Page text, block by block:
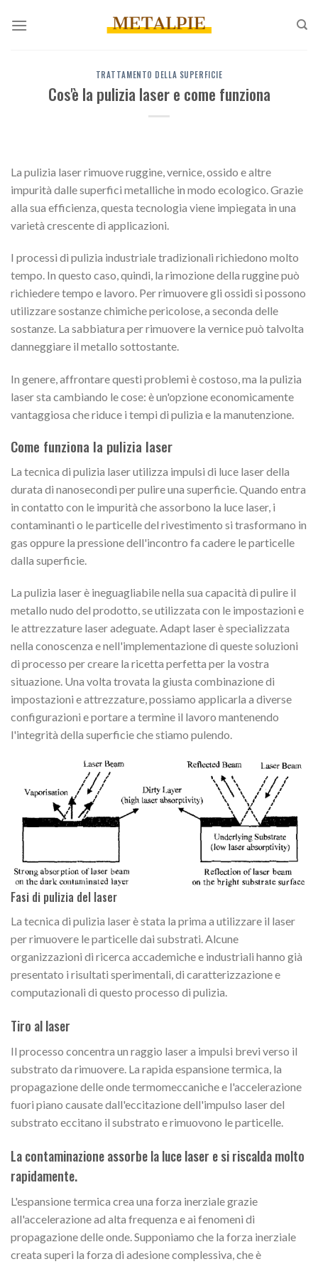
TRATTAMENTO DELLA SUPERFICIE
Cos'è la pulizia laser e come funziona
La pulizia laser rimuove ruggine, vernice, ossido e altre
impurità dalle superfici metalliche in modo ecologico. Grazie
alla sua efficienza, questa tecnologia viene impiegata in una
varietà crescente di applicazioni.
I processi di pulizia industriale tradizionali richiedono molto
tempo. In questo caso, quindi, la rimozione della ruggine può
richiedere tempo e lavoro. Per rimuovere gli ossidi si possono
utilizzare sostanze chimiche pericolose, a seconda delle
sostanze. La sabbiatura per rimuovere la vernice può talvolta
danneggiare il metallo sottostante.
In genere, affrontare questi problemi è costoso, ma la pulizia
laser sta cambiando le cose: è un'opzione economicamente
vantaggiosa che riduce i tempi di pulizia e la manutenzione.
Come funziona la pulizia laser
La tecnica di pulizia laser utilizza impulsi di luce laser della
durata di nanosecondi per pulire una superficie. Quando entra
in contatto con le impurità che assorbono la luce laser, i
contaminanti o le particelle del rivestimento si trasformano in
gas oppure la pressione dell'incontro fa cadere le particelle
dalla superficie.
La pulizia laser è ineguagliabile nella sua capacità di pulire il
metallo nudo del prodotto, se utilizzata con le impostazioni e
le attrezzature laser adeguate. Adapt laser è specializzata
nella conoscenza e nell'implementazione di queste soluzioni
di processo per creare la ricetta perfetta per la vostra
situazione. Una volta trovata la giusta combinazione di
impostazioni e attrezzature, possiamo applicarla a diverse
configurazioni e portare a termine il lavoro mantenendo
l'integrità della superficie che stiamo pulendo.
Fasi di pulizia del laser
La tecnica di pulizia laser è stata la prima a utilizzare il laser
per rimuovere le particelle dai substrati. Alcune
organizzazioni di ricerca accademiche e industriali hanno già
presentato i risultati sperimentali, di caratterizzazione e
computazionali di questo processo di pulizia.
Tiro al laser
Il processo concentra un raggio laser a impulsi brevi verso il
substrato da rimuovere. La rapida espansione termica, la
propagazione delle onde termomeccaniche e l'accelerazione
fuori piano causate dall'eccitazione dell'impulso laser del
substrato eccitano il substrato e rimuovono le particelle.
La contaminazione assorbe la luce laser e si riscalda molto
rapidamente.
L'espansione termica crea una forza inerziale grazie
all'accelerazione ad alta frequenza e ai fenomeni di
propagazione delle onde. Supponiamo che la forza inerziale
creata superi la forza di adesione complessiva, che è